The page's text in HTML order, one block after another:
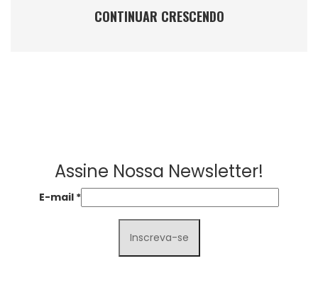
CONTINUAR CRESCENDO
Assine Nossa Newsletter!
E-mail *